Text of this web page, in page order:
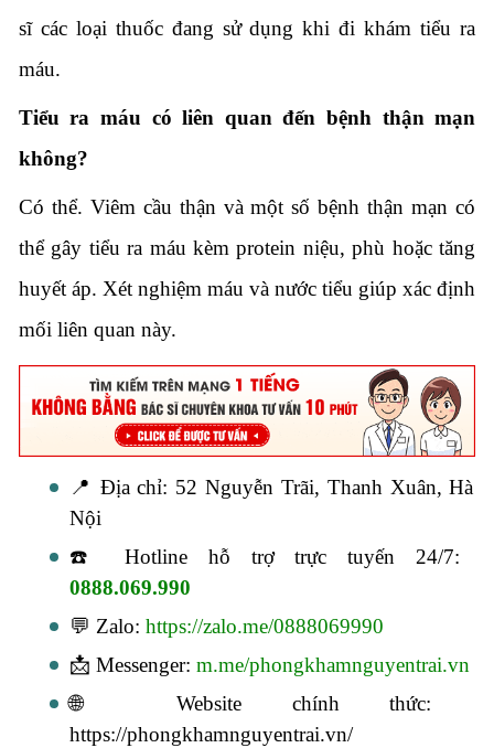
sĩ các loại thuốc đang sử dụng khi đi khám tiểu ra
máu.
Tiểu ra máu có liên quan đến bệnh thận mạn
không?
Có thể. Viêm cầu thận và một số bệnh thận mạn có
thể gây tiểu ra máu kèm protein niệu, phù hoặc tăng
huyết áp. Xét nghiệm máu và nước tiểu giúp xác định
mối liên quan này.
📍 Địa chỉ: 52 Nguyễn Trãi, Thanh Xuân, Hà
Nội
☎️ Hotline hỗ trợ trực tuyến 24/7:
0888.069.990
💬 Zalo: https://zalo.me/0888069990
📩 Messenger: m.me/phongkhamnguyentrai.vn
🌐 Website chính thức:
https://phongkhamnguyentrai.vn/